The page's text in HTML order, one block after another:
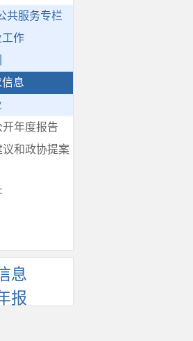
共服务专栏
作
息
年度报告
议和政协提案
息
报